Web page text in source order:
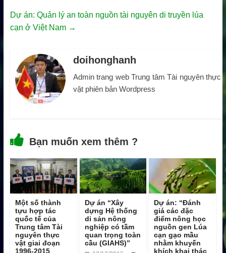
Dự án: Quản lý an toàn nguồn tài nguyên di truyền lúa
cạn ở Việt Nam →
doihonghanh
Admin trang web Trung tâm Tài nguyên thực
vật phiên bản Wordpress
Bạn muốn xem thêm ?
Một số thành
tựu hợp tác
quốc tế của
Trung tâm Tài
nguyên thực
vật giai đoạn
1996-2015
Dự án “Xây
dựng Hệ thống
di sản nông
nghiệp có tầm
quan trọng toàn
cầu (GIAHS)”
Dự án: “Đánh
giá các đặc
điểm nông học
nguồn gen Lúa
cạn gạo mầu
nhằm khuyến
khích khai thác